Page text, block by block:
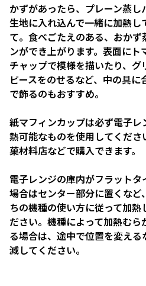
かずがあったら、プレーン蒸し
生地に入れ込んで一緒に加熱し
て。食べごたえのある、おかず
ンができ上がります。表面にト
チャップで模様を描いたり、グ
ピースをのせるなど、中の具に
で飾るのもおすすめ。
紙マフィンカップは必ず電子レ
熱可能なものを使用してくださ
菓材料店などで購入できます。
電子レンジの庫内がフラットタ
場合はセンター部分に置くなど
ちの機種の使い方に従って加熱
ださい。機種によって加熱むら
る場合は、途中で位置を変える
減してください。